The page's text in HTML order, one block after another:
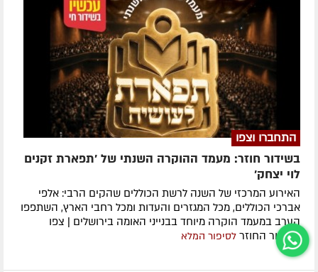
התחברו וצפו
בשידור חוזר: מעמד ההוקרה השנתי של 'תפארת זקנים
לוי יצחק'
האירוע המרכזי של השנה לרשת הכוללים שהקים הרבי: אלפי
אברכי הכוללים, מכל המגזרים והעדות ומכל רחבי הארץ, השתפפו
הערב במעמד הוקרה מיוחד בבנייני האומה בירושלים | צפו
בשידור החוזר לסיפור המלא